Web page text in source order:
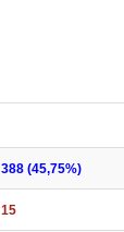
388 (45,75%)
15